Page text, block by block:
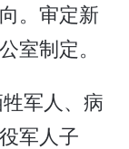
。审定新
室制定。
军人、病
军人子